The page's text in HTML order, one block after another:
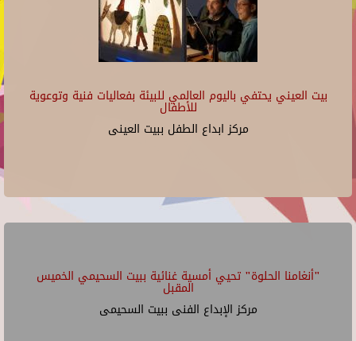
بيت العيني يحتفي باليوم العالمي للبيئة بفعاليات فنية وتوعوية
للأطفال
مركز ابداع الطفل ببيت العينى
"أنغامنا الحلوة" تحيي أمسية غنائية ببيت السحيمي الخميس
المقبل
مركز الإبداع الفنى ببيت السحيمى